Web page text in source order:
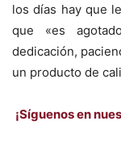
los días hay que
que «es
dedicación,
un producto de
¡Síguenos en